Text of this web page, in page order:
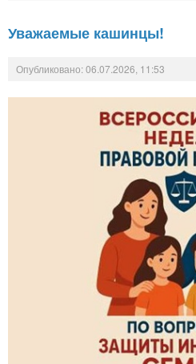
Уважаемые кашинцы!
Опубликовано: 06.07.2026, 11:53